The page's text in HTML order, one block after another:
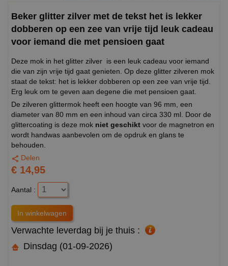
Beker glitter zilver met de tekst het is lekker
dobberen op een zee van vrije tijd leuk cadeau
voor iemand die met pensioen gaat
Deze mok in het glitter zilver is een leuk cadeau voor iemand
die van zijn vrije tijd gaat genieten. Op deze glitter zilveren mok
staat de tekst: het is lekker dobberen op een zee van vrije tijd.
Erg leuk om te geven aan degene die met pensioen gaat.
De zilveren glittermok heeft een hoogte van 96 mm, een
diameter van 80 mm en een inhoud van circa 330 ml. Door de
glittercoating is deze mok niet geschikt voor de magnetron en
wordt handwas aanbevolen om de opdruk en glans te
behouden.
Delen
€ 14,95
Aantal :
Verwachte leverdag bij je thuis :
Dinsdag (01-09-2026)